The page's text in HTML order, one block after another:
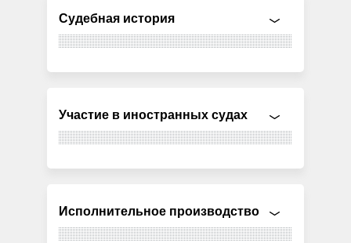
Судебная история
Участие в иностранных судах
Исполнительное производство